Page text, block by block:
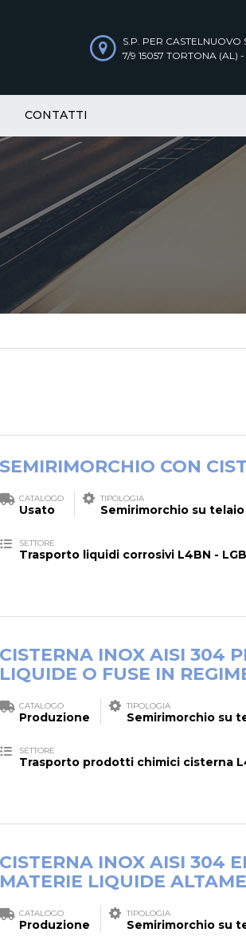
S.P. PER CASTELNUOVO
7/9 15057 TORTONA (AL) -
CONTATTI
SEMIRIMORCHIO CON
CATALOGO
Usato
TIPOLOGIA
Semirimorchio su telaio
SETTORE
Trasporto liquidi corrosivi L4BN -
CISTERNA INOX AISI 304
LIQUIDE O FUSE IN
CATALOGO
Produzione
TIPOLOGIA
Semirimorchio su
SETTORE
Trasporto prodotti chimici cisterna
CISTERNA INOX AISI 304
MATERIE LIQUIDE
CATALOGO
Produzione
TIPOLOGIA
Semirimorchio su